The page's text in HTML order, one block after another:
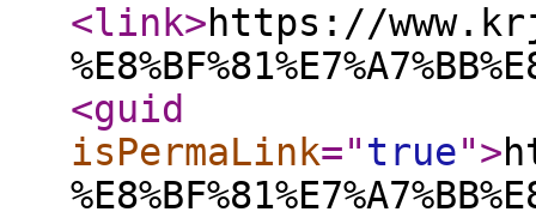
<link>https://
<guid
isPermaLink="true">